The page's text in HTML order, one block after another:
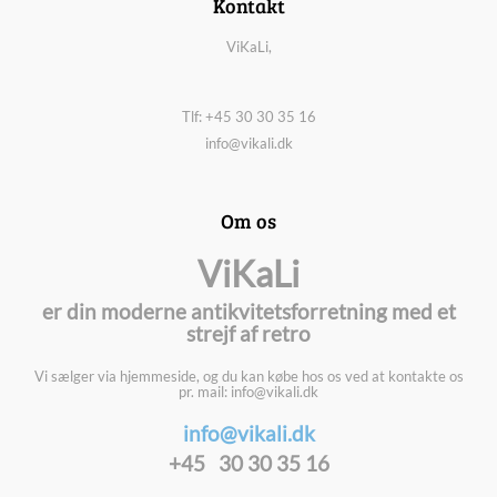
ViKaLi,
Tlf: +45 30 30 35 16
info@vikali.dk
Om os
ViKaLi
er din moderne antikvitetsforretning med et
strejf af retro
Vi sælger via hjemmeside, og du kan købe hos os ved at kontakte os
pr. mail: info@vikali.dk
info@vikali.dk
+45 30 30 35 16